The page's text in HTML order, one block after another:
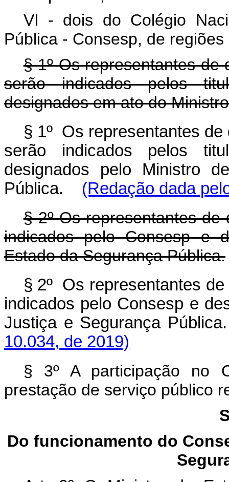
VI - dois do Colégio
Pública - Consesp, de
§ 1º Os representantes
serão indicados pelos
designados em ato do
§ 1º Os representantes
serão indicados pelos
designados pelo Ministro
Pública. (Redação dada
§ 2º Os representantes
indicados pelo Consesp e
Estado da Segurança Pública.
§ 2º Os representantes
indicados pelo Consesp e
Justiça e Segurança
10.034, de 2019)
§ 3º A participação no
prestação de serviço público
Do funcionamento do